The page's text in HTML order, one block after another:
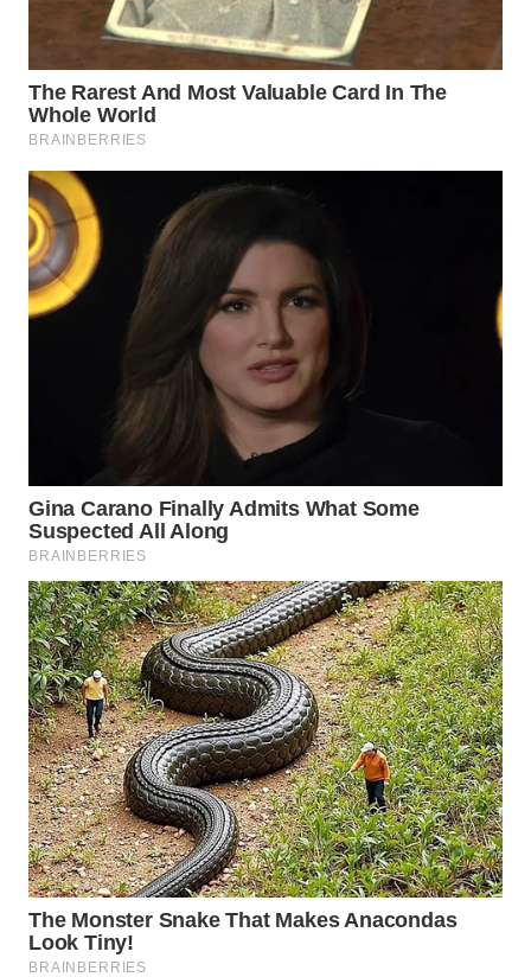
KUNINGAN
WN
MAJALENGKA
WN
SUBANG
WN
SUKABUMI
PURWAKARTA
PRIANGAN
TIMUR
SEMARANG
WN
SOLO
WN
BOROBUDUR
WN
MADURA
WN
SURABAYA